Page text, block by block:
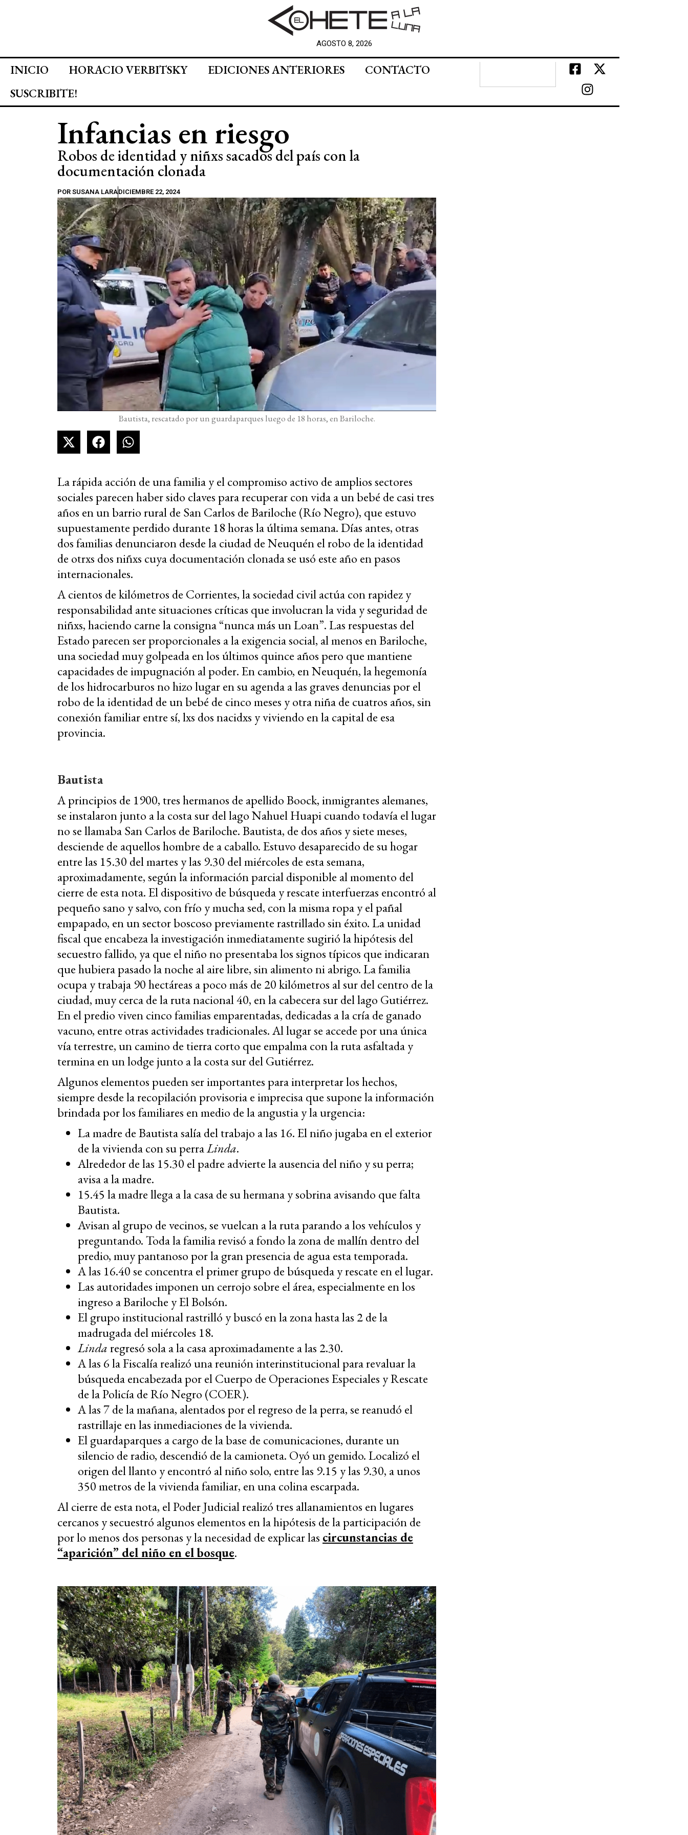
AGOSTO 8, 2026
INICIO HORACIO VERBITSKY EDICIONES ANTERIORES
CONTACTO
SUSCRIBITE!
Infancias en riesgo
Robos de identidad y niñxs sacados del país con la
documentación clonada
POR SUSANA LARADICIEMBRE 22, 2024
Bautista, rescatado por un guardaparques luego de 18 horas, en Bariloche.
La rápida acción de una familia y el compromiso activo de amplios sectores
sociales parecen haber sido claves para recuperar con vida a un bebé de casi tres
años en un barrio rural de San Carlos de Bariloche (Río Negro), que estuvo
supuestamente perdido durante 18 horas la última semana. Días antes, otras
dos familias denunciaron desde la ciudad de Neuquén el robo de la identidad
de otrxs dos niñxs cuya documentación clonada se usó este año en pasos
internacionales.
A cientos de kilómetros de Corrientes, la sociedad civil actúa con rapidez y
responsabilidad ante situaciones críticas que involucran la vida y seguridad de
niñxs, haciendo carne la consigna “nunca más un Loan”. Las respuestas del
Estado parecen ser proporcionales a la exigencia social, al menos en Bariloche,
una sociedad muy golpeada en los últimos quince años pero que mantiene
capacidades de impugnación al poder. En cambio, en Neuquén, la hegemonía
de los hidrocarburos no hizo lugar en su agenda a las graves denuncias por el
robo de la identidad de un bebé de cinco meses y otra niña de cuatros años, sin
conexión familiar entre sí, lxs dos nacidxs y viviendo en la capital de esa
provincia.
Bautista
A principios de 1900, tres hermanos de apellido Boock, inmigrantes alemanes,
se instalaron junto a la costa sur del lago Nahuel Huapi cuando todavía el lugar
no se llamaba San Carlos de Bariloche. Bautista, de dos años y siete meses,
desciende de aquellos hombre de a caballo. Estuvo desaparecido de su hogar
entre las 15.30 del martes y las 9.30 del miércoles de esta semana,
aproximadamente, según la información parcial disponible al momento del
cierre de esta nota. El dispositivo de búsqueda y rescate interfuerzas encontró al
pequeño sano y salvo, con frío y mucha sed, con la misma ropa y el pañal
empapado, en un sector boscoso previamente rastrillado sin éxito. La unidad
fiscal que encabeza la investigación inmediatamente sugirió la hipótesis del
secuestro fallido, ya que el niño no presentaba los signos típicos que indicaran
que hubiera pasado la noche al aire libre, sin alimento ni abrigo. La familia
ocupa y trabaja 90 hectáreas a poco más de 20 kilómetros al sur del centro de la
ciudad, muy cerca de la ruta nacional 40, en la cabecera sur del lago Gutiérrez.
En el predio viven cinco familias emparentadas, dedicadas a la cría de ganado
vacuno, entre otras actividades tradicionales. Al lugar se accede por una única
vía terrestre, un camino de tierra corto que empalma con la ruta asfaltada y
termina en un lodge junto a la costa sur del Gutiérrez.
Algunos elementos pueden ser importantes para interpretar los hechos,
siempre desde la recopilación provisoria e imprecisa que supone la información
brindada por los familiares en medio de la angustia y la urgencia:
La madre de Bautista salía del trabajo a las 16. El niño jugaba en el exterior
de la vivienda con su perraLinda.
Alrededor de las 15.30 el padre advierte la ausencia del niño y su perra;
avisa a la madre.
15.45 la madre llega a la casa de su hermana y sobrina avisando que falta
Bautista.
Avisan al grupo de vecinos, se vuelcan a la ruta parando a los vehículos y
preguntando. Toda la familia revisó a fondo la zona de mallín dentro del
predio, muy pantanoso por la gran presencia de agua esta temporada.
A las 16.40 se concentra el primer grupo de búsqueda y rescate en el lugar.
Las autoridades imponen un cerrojo sobre el área, especialmente en los
ingreso a Bariloche y El Bolsón.
El grupo institucional rastrilló y buscó en la zona hasta las 2 de la
madrugada del miércoles 18.
Lindaregresó sola a la casa aproximadamente a las 2.30.
A las 6 la Fiscalía realizó una reunión interinstitucional para revaluar la
búsqueda encabezada por el Cuerpo de Operaciones Especiales y Rescate
de la Policía de Río Negro (COER).
A las 7 de la mañana, alentados por el regreso de la perra, se reanudó el
rastrillaje en las inmediaciones de la vivienda.
El guardaparques a cargo de la base de comunicaciones, durante un
silencio de radio, descendió de la camioneta. Oyó un gemido. Localizó el
origen del llanto y encontró al niño solo, entre las 9.15 y las 9.30, a unos
350 metros de la vivienda familiar, en una colina escarpada.
Al cierre de esta nota, el Poder Judicial realizó tres allanamientos en lugares
cercanos y secuestró algunos elementos en la hipótesis de la participación de
por lo menos dos personas y la necesidad de explicar las circunstancias de
“aparición” del niño en el bosque.